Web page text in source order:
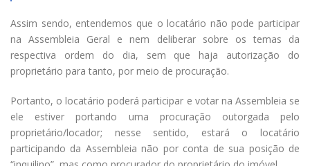
Assim sendo, entendemos que o locatário não pode participar
na Assembleia Geral e nem deliberar sobre os temas da
respectiva ordem do dia, sem que haja autorização do
proprietário para tanto, por meio de procuração.
Portanto, o locatário poderá participar e votar na Assembleia se
ele estiver portando uma procuração outorgada pelo
proprietário/locador; nesse sentido, estará o locatário
participando da Assembleia não por conta de sua posição de